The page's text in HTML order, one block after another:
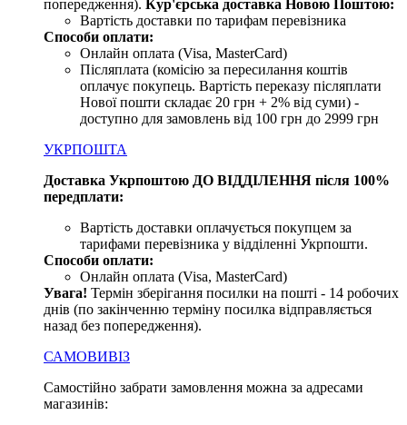
попередження). Кур'єрська доставка Новою Поштою:
Вартість доставки по тарифам перевізника
Способи оплати:
Онлайн оплата (Visa, MasterCard)
Післяплата (комісію за пересилання коштів
оплачує покупець. Вартість переказу післяплати
Нової пошти складає 20 грн + 2% від суми) -
доступно для замовлень від 100 грн до 2999 грн
УКРПОШТА
Доставка Укрпоштою ДО ВІДДІЛЕННЯ після 100%
передплати:
Вартість доставки оплачується покупцем за
тарифами перевізника у відділенні Укрпошти.
Способи оплати:
Онлайн оплата (Visa, MasterCard)
Увага! Термін зберігання посилки на пошті - 14 робочих
днів (по закінченню терміну посилка відправляється
назад без попередження).
САМОВИВІЗ
Самостійно забрати замовлення можна за адресами
магазинів: